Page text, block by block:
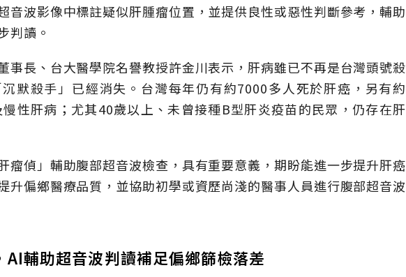
音波影像中標註疑似肝腫瘤位置，並提供良性或惡性判斷參考，輔助
判讀。
事長、台大醫學院名譽教授許金川表示，肝病雖已不再是台灣頭號殺
默殺手」已經消失。台灣每年仍有約7000多人死於肝癌，另有約
性肝病；尤其40歲以上、未曾接種B型肝炎疫苗的民眾，仍存在肝
瘤偵」輔助腹部超音波檢查，具有重要意義，期盼能進一步提升肝癌
升偏鄉醫療品質，並協助初學或資歷尚淺的醫事人員進行腹部超音波
AI輔助超音波判讀補足偏鄉篩檢落差